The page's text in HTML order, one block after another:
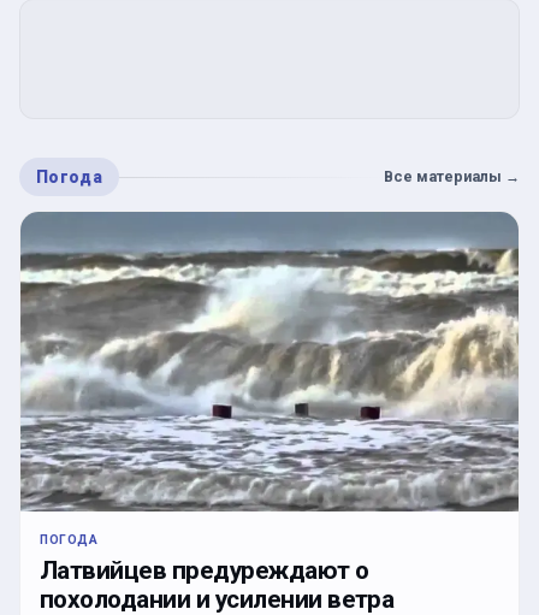
Погода Все материалы →
ПОГОДА
Латвийцев предуреждают о
похолодании и усилении ветра